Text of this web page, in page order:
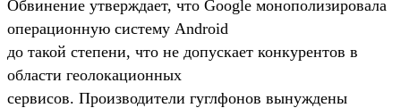
Обвинение утверждает, что Google монополизировала
операционную систему Android
до такой степени, что не допускает конкурентов в
области геолокационных
сервисов. Производители гуглфонов вынуждены